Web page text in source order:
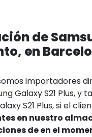
de
en
importadores
Galaxy S21 Plus, y
S21 Plus, si el
en nuestro
de en el